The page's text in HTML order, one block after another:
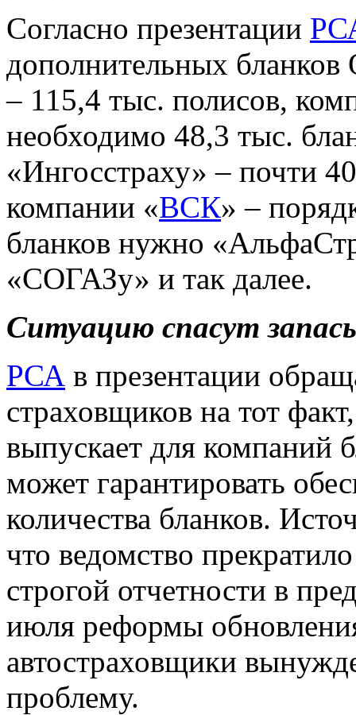
Согласно презентации
дополнительных
– 115,4 тыс. полисов,
необходимо 48,3 тыс.
«Ингосстраху» – почти
компании «ВСК» –
бланков нужно
«СОГАЗу» и так далее.
Ситуацию спасут
РСА в презентации
страховщиков на тот
выпускает для компаний
может гарантировать
количества бланков.
что ведомство
строгой отчетности в
июля реформы
автостраховщики
проблему.